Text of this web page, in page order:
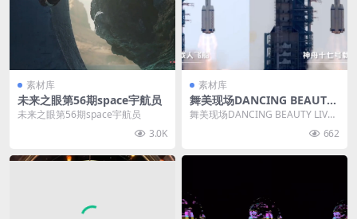
素材库
未来之眼第56期space宇航员
未来之眼第56期space宇航员
3.0K
素材库
舞美现场DANCING BEAUTY
LIVE2024跨年回忆开场开场
舞美现场DANCING BEAUTY LIVE2
662